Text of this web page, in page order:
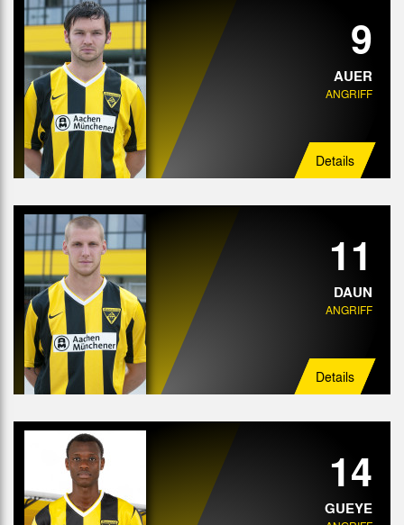
9
AUER
ANGRIFF
Details
11
DAUN
ANGRIFF
Details
14
GUEYE